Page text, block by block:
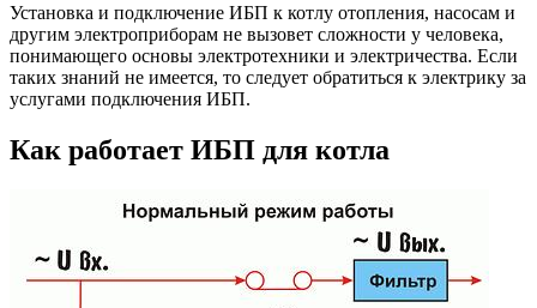
Установка и подключение ИБП к котлу отопления, насосам и
другим электроприборам не вызовет сложности у человека,
понимающего основы электротехники и электричества. Если
таких знаний не имеется, то следует обратиться к электрику за
услугами подключения ИБП.
Как работает ИБП для котла